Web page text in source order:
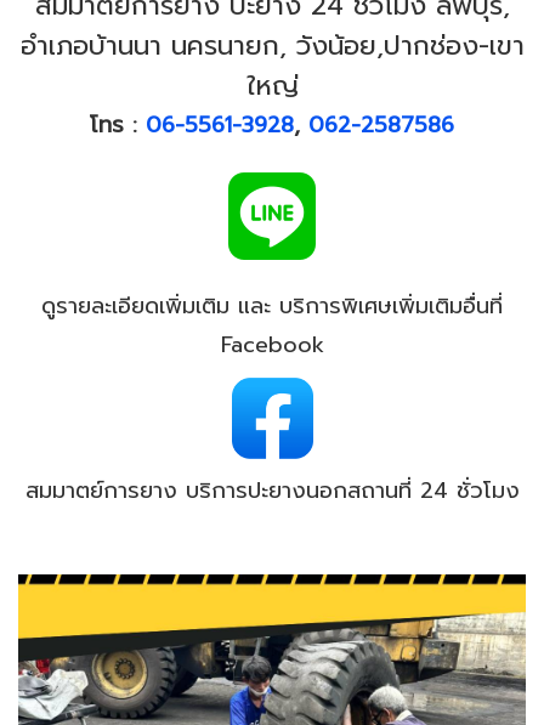
อำเภอบ้านนา นครนายก, วังน้อย,ปากช่อง-เขา
ใหญ่
โทร : 06-5561-3928, 062-2587586
ดูรายละเอียดเพิ่มเติม และ บริการพิเศษเพิ่มเติมอื่นที่
Facebook
สมมาตย์การยาง บริการปะยางนอกสถานที่ 24 ชั่วโมง